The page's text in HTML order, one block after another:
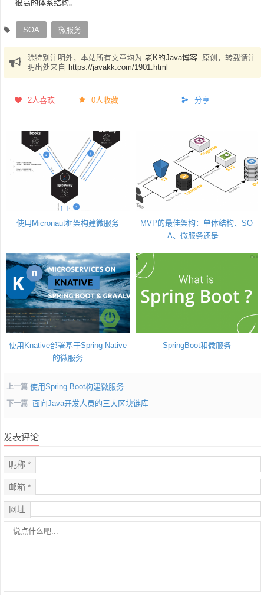
很高的体系结构。
SOA 微服务
除特别注明外，本站所有文章均为 老K的Java博客 原创，转载请注
明出处来自 https://javakk.com/1901.html
2人喜欢 0人收藏 分享
使用Micronaut框架构建微服务
MVP的最佳架构：单体结构、SO
A、微服务还是...
使用Knative部署基于Spring Native
的微服务
SpringBoot和微服务
上一篇 使用Spring Boot构建微服务
下一篇 面向Java开发人员的三大区块链库
发表评论
昵称 *
邮箱 *
网址